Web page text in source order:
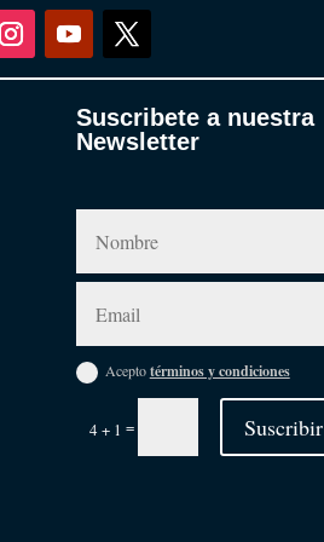
Suscribete a nuestra
Newsletter
Aceptotérminos y condiciones
4 + 1 = Suscribir